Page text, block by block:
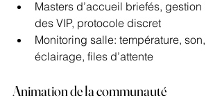
Masters d’accueil briefés, gestion
des VIP, protocole discret
Monitoring salle: température, son,
éclairage, files d’attente
Animation de la communauté